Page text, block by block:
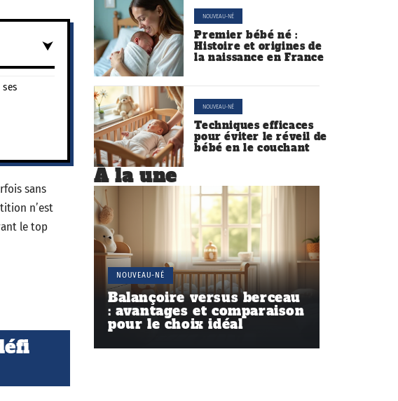
sans
n’est
le top
NOUVEAU-NÉ
Premier bébé né :
Histoire et origines de
la naissance en France
NOUVEAU-NÉ
Techniques efficaces
pour éviter le réveil de
bébé en le couchant
À la une
NOUVEAU-NÉ
Balançoire versus berceau
: avantages et comparaison
pour le choix idéal